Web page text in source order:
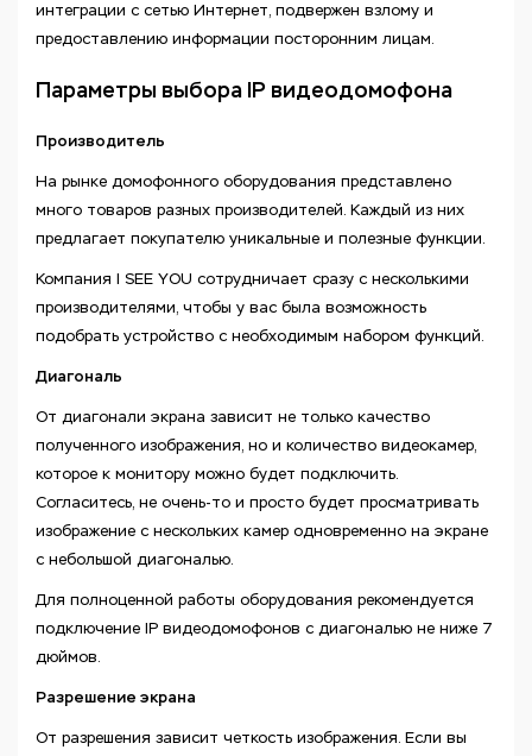
интеграции с сетью Интернет, подвержен взлому и
предоставлению информации посторонним лицам.
Параметры выбора IP видеодомофона
Производитель
На рынке домофонного оборудования представлено
много товаров разных производителей. Каждый из них
предлагает покупателю уникальные и полезные функции.
Компания I SEE YOU сотрудничает сразу с несколькими
производителями, чтобы у вас была возможность
подобрать устройство с необходимым набором функций.
Диагональ
От диагонали экрана зависит не только качество
полученного изображения, но и количество видеокамер,
которое к монитору можно будет подключить.
Согласитесь, не очень-то и просто будет просматривать
изображение с нескольких камер одновременно на экране
с небольшой диагональю.
Для полноценной работы оборудования рекомендуется
подключение IP видеодомофонов с диагональю не ниже 7
дюймов.
Разрешение экрана
От разрешения зависит четкость изображения. Если вы